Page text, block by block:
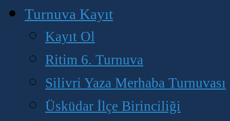
Turnuva Kayıt
Kayıt Ol
Ritim 6. Turnuva
Silivri Yaza Merhaba Turnuvası
Üsküdar İlçe Birinciliği